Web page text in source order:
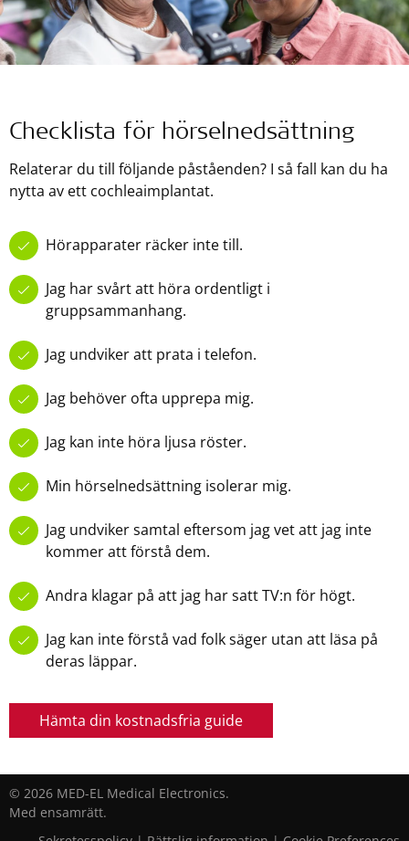
Checklista för hörselnedsättning
Relaterar du till följande påståenden? I så fall kan du ha
nytta av ett cochleaimplantat.
Hörapparater räcker inte till.
Jag har svårt att höra ordentligt i
gruppsammanhang.
Jag undviker att prata i telefon.
Jag behöver ofta upprepa mig.
Jag kan inte höra ljusa röster.
Min hörselnedsättning isolerar mig.
Jag undviker samtal eftersom jag vet att jag inte
kommer att förstå dem.
Andra klagar på att jag har satt TV:n för högt.
Jag kan inte förstå vad folk säger utan att läsa på
deras läppar.
Hämta din kostnadsfria guide
© 2026 MED-EL Medical Electronics.
Med ensamrätt.